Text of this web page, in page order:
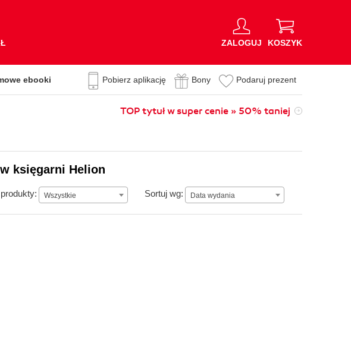
ZALOGUJ KOSZYK
ebooki Pobierz aplikację Bony Podaruj prezent
TOP tytuł w super cenie » 50% taniej
księgarni Helion
Wszystkie Sortuj wg: Data wydania
Data wydania